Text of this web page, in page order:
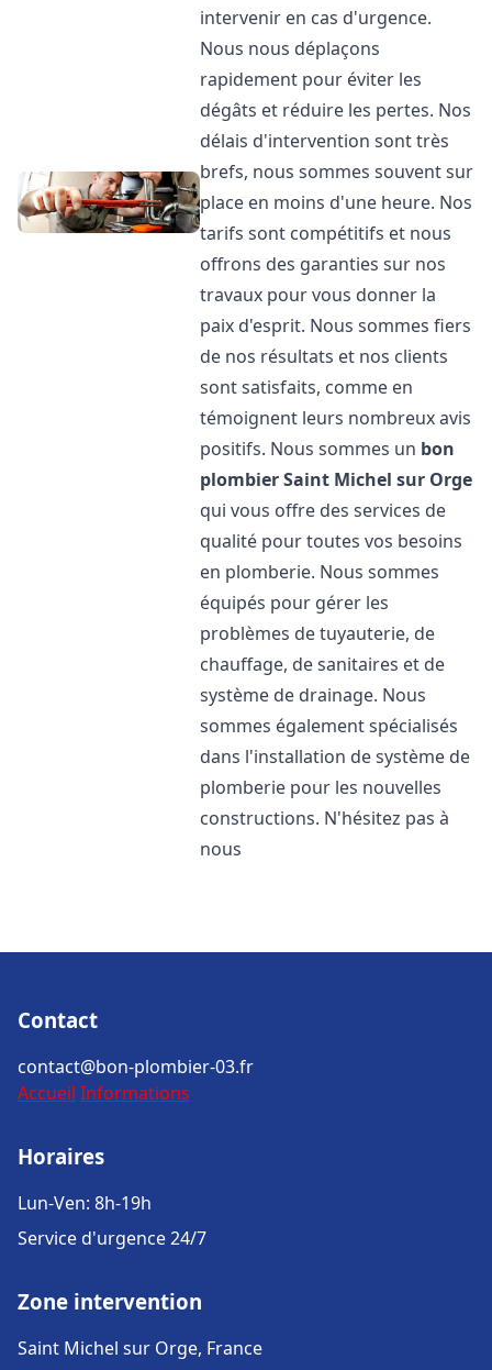
intervenir en cas d'urgence.
Nous nous déplaçons
rapidement pour éviter les
dégâts et réduire les pertes. Nos
délais d'intervention sont très
brefs, nous sommes souvent sur
place en moins d'une heure. Nos
tarifs sont compétitifs et nous
offrons des garanties sur nos
travaux pour vous donner la
paix d'esprit. Nous sommes fiers
de nos résultats et nos clients
sont satisfaits, comme en
témoignent leurs nombreux avis
positifs. Nous sommes un bon
plombierSaint Michel sur Orge
qui vous offre des services de
qualité pour toutes vos besoins
en plomberie. Nous sommes
équipés pour gérer les
problèmes de tuyauterie, de
chauffage, de sanitaires et de
système de drainage. Nous
sommes également spécialisés
dans l'installation de système de
plomberie pour les nouvelles
constructions. N'hésitez pas à
nous
Contact
contact@bon-plombier-03.fr
Accueil Informations
Horaires
Lun-Ven: 8h-19h
Service d'urgence 24/7
Zone intervention
Saint Michel sur Orge, France